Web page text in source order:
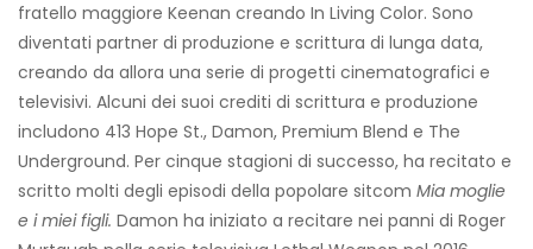
fratello maggiore Keenan creando In Living Color. Sono
diventati partner di produzione e scrittura di lunga data,
creando da allora una serie di progetti cinematografici e
televisivi. Alcuni dei suoi crediti di scrittura e produzione
includono 413 Hope St., Damon, Premium Blend e The
Underground. Per cinque stagioni di successo, ha recitato e
scritto molti degli episodi della popolare sitcom Mia moglie
e i miei figli. Damon ha iniziato a recitare nei panni di Roger